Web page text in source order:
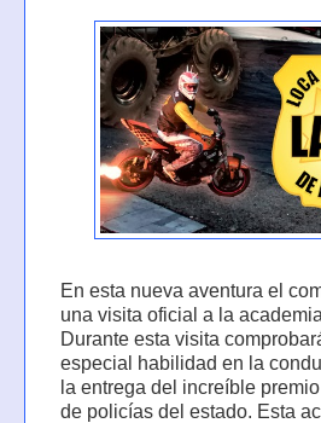
En esta nueva aventura el
una visita oficial a la
Durante esta visita
especial habilidad en la
la entrega del increíble
de policías del estado. Esta